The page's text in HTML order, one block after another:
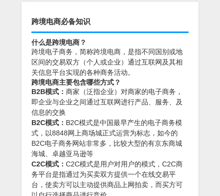
跨境电商必备知识
什么是跨境电商？
跨境电子商务，简称跨境电商，是指不同国别或地
区间的交易双方（个人或企业）通过互联网及其相
关信息平台实现的各种商务活动。
跨境电商主要包含哪些方式？
B2B模式： 商家（泛指企业）对商家的电子商务，
即企业与企业之间通过互联网进行产品、服务、及
信息的交换
B2C模式： B2C模式是中国最早产生的电子商务模
式，以8848网上商场城正式运营为标志，如今的
B2C电子商务网站非常多，比较大型的有京东商城
海城、卓越亚马逊等
C2C模式： C2C模式是用户对用户的模式，C2C商
务平台是指通过为买卖双方提供一个在线交易平
台，使卖方可以主动提供商品上网拍卖，而买方可